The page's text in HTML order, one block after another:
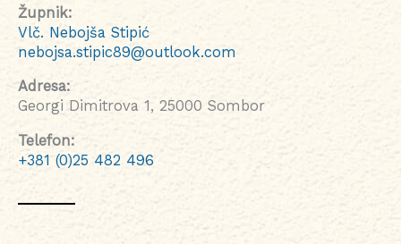
Župnik:
Vlč. Nebojša Stipić
nebojsa.stipic89@outlook.com
Adresa:
Georgi Dimitrova 1, 25000 Sombor
Telefon:
+381 (0)25 482 496